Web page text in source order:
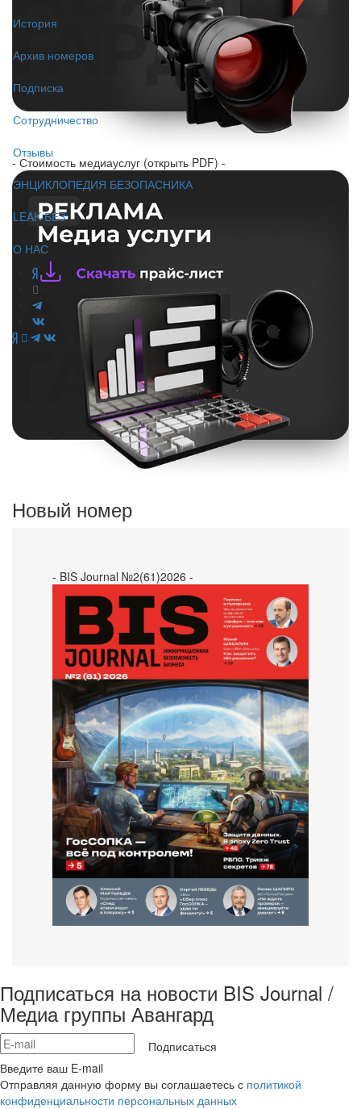
История
Архив номеров
Подписка
Сотрудничество
Отзывы
ЭНЦИКЛОПЕДИЯ БЕЗОПАСНИКА
LEAK-БЕЗ
О НАС
- Стоимость медиауслуг (открыть PDF) -
Новый номер
- BIS Journal №2(61)2026 -
Подписаться на новости BIS Journal /
Медиа группы Авангард
Подписаться
Введите ваш E-mail
Отправляя данную форму вы соглашаетесь с политикой
конфиденциальности персональных данных